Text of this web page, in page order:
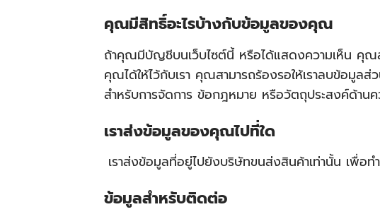
คุณมีสิทธิ์อะไรบ้างกับข้อมูลของคุณ
ถ้าคุณมีบัญชีบนเว็บไซต์นี้ หรือได้แสดงความเห็น คุณ
คุณได้ให้ไว้กับเรา คุณสามารถร้องรอให้เราลบข้อมูล
สำหรับการจัดการ ข้อกฎหมาย หรือวัตถุประสงค์ด้าน
เราส่งข้อมูลของคุณไปที่ใด
เราส่งข้อมูลที่อยู่ไปยังบริษัทขนส่งสินค้าเท่านั้น เพื่อท
ข้อมูลสำหรับติดต่อ